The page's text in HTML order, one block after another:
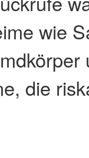
wie
die